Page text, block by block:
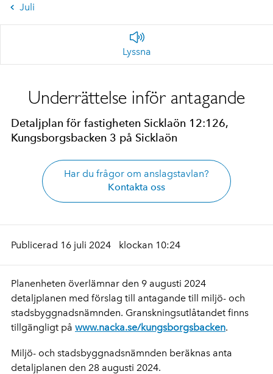
Juli
Lyssna
Underrättelse inför antagande
Detaljplan för fastigheten Sicklaön 12:126,
Kungsborgsbacken 3 på Sicklaön
Har du frågor om anslagstavlan?
Kontakta oss
Publicerad 16 juli 2024 klockan 10:24
Planenheten överlämnar den 9 augusti 2024
detaljplanen med förslag till antagande till miljö- och
stadsbyggnadsnämnden. Granskningsutlåtandet finns
tillgängligt på www.nacka.se/kungsborgsbacken.
Miljö- och stadsbyggnadsnämnden beräknas anta
detaljplanen den 28 augusti 2024.